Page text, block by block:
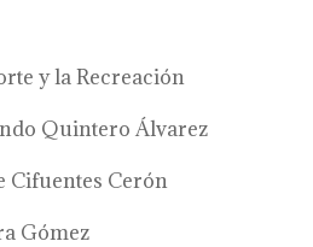
y la Recreación
Quintero Álvarez
Cerón
Gómez